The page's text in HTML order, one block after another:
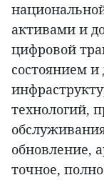
активами и
цифровой
состоянием и
технологий,
обновление,
точное,